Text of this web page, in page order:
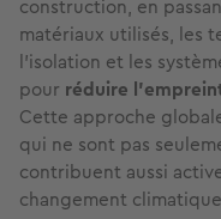
construction, en
matériaux utilisés, les
l'isolation et les
pour réduire
Cette approche
qui ne sont pas
contribuent aussi
changement